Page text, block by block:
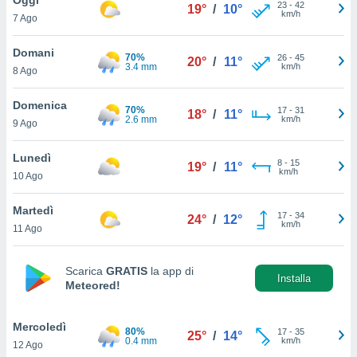
è
al sito
di
ci
di
il
un
la
nella
7 Ago
19° / 10° 23- 42
km/h
Domani
8 Ago
70%
3.4 mm
20° / 11° 26- 45
km/h
Domenica
9 Ago
70%
2.6 mm
18° / 11° 17- 31
km/h
Lunedì
10 Ago
19° / 11° 8- 15
km/h
Martedì
11 Ago
24° / 12° 17- 34
km/h
Scarica GRATIS la app di
Meteored!
Installa
Mercoledì
12 Ago
80%
0.4 mm
25° / 14° 17- 35
km/h